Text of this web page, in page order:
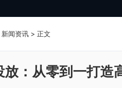
新闻资讯 > 正文
放：从零到一打造